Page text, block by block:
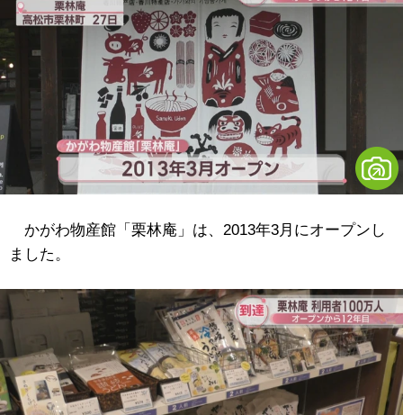
かがわ物産館「栗林庵」は、2013年3月にオープンし
ました。